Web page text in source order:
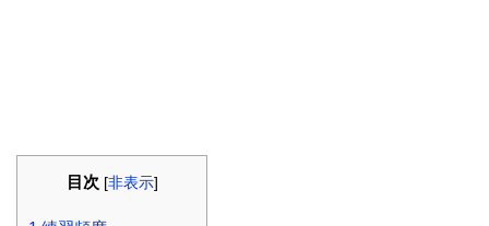
目次 [非表示]